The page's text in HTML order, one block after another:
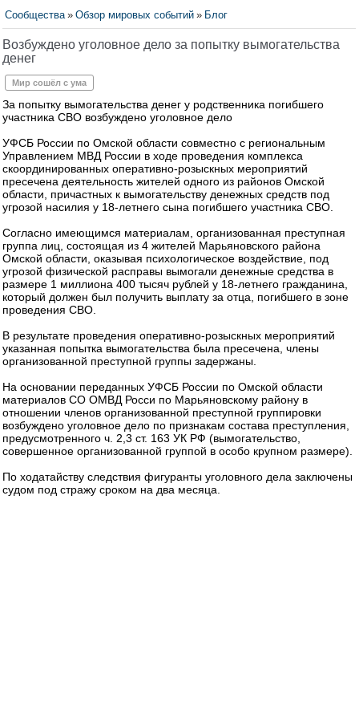
Сообщества » Обзор мировых событий » Блог
Возбуждено уголовное дело за попытку вымогательства
денег
Мир сошёл с ума
За попытку вымогательства денег у родственника погибшего
участника СВО возбуждено уголовное дело
УФСБ России по Омской области совместно с региональным
Управлением МВД России в ходе проведения комплекса
скоординированных оперативно-розыскных мероприятий
пресечена деятельность жителей одного из районов Омской
области, причастных к вымогательству денежных средств под
угрозой насилия у 18-летнего сына погибшего участника СВО.
Согласно имеющимся материалам, организованная преступная
группа лиц, состоящая из 4 жителей Марьяновского района
Омской области, оказывая психологическое воздействие, под
угрозой физической расправы вымогали денежные средства в
размере 1 миллиона 400 тысяч рублей у 18-летнего гражданина,
который должен был получить выплату за отца, погибшего в зоне
проведения СВО.
В результате проведения оперативно-розыскных мероприятий
указанная попытка вымогательства была пресечена, члены
организованной преступной группы задержаны.
На основании переданных УФСБ России по Омской области
материалов СО ОМВД Росси по Марьяновскому району в
отношении членов организованной преступной группировки
возбуждено уголовное дело по признакам состава преступления,
предусмотренного ч. 2,3 ст. 163 УК РФ (вымогательство,
совершенное организованной группой в особо крупном размере).
По ходатайству следствия фигуранты уголовного дела заключены
судом под стражу сроком на два месяца.